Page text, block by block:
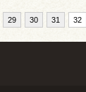
29 30 31 32